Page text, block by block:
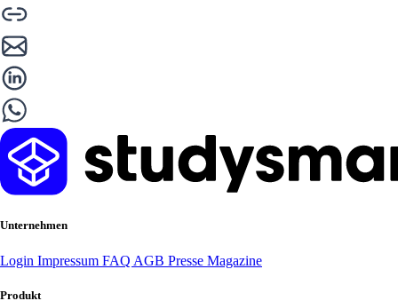
Unternehmen
Login Impressum FAQ AGB Presse Magazine
Produkt